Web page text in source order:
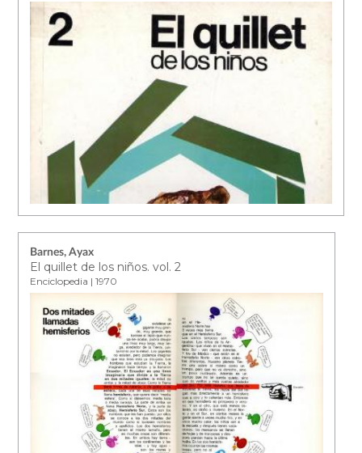
Barnes, Ayax
El quillet de los niños. vol. 2
Enciclopedia | 1970